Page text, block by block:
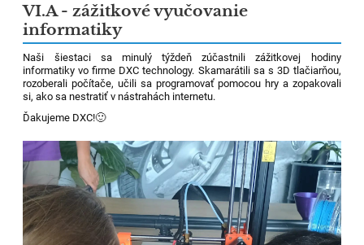
VI.A - zážitkové vyučovanie
informatiky
Naši šiestaci sa minulý týždeň zúčastnili zážitkovej hodiny
informatiky vo firme DXC technology. Skamarátili sa s 3D tlačiarňou,
rozoberali počítače, učili sa programovať pomocou hry a zopakovali
si, ako sa nestratiť v nástrahách internetu.
Ďakujeme DXC!🙂